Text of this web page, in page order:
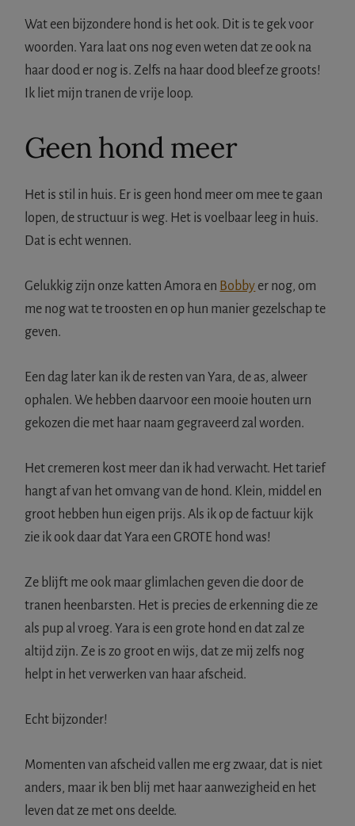
Wat een bijzondere hond is het ook. Dit is te gek voor
woorden. Yara laat ons nog even weten dat ze ook na
haar dood er nog is. Zelfs na haar dood bleef ze groots!
Ik liet mijn tranen de vrije loop.
Geen hond meer
Het is stil in huis. Er is geen hond meer om mee te gaan
lopen, de structuur is weg. Het is voelbaar leeg in huis.
Dat is echt wennen.
Gelukkig zijn onze katten Amora en Bobby er nog, om
me nog wat te troosten en op hun manier gezelschap te
geven.
Een dag later kan ik de resten van Yara, de as, alweer
ophalen. We hebben daarvoor een mooie houten urn
gekozen die met haar naam gegraveerd zal worden.
Het cremeren kost meer dan ik had verwacht. Het tarief
hangt af van het omvang van de hond. Klein, middel en
groot hebben hun eigen prijs. Als ik op de factuur kijk
zie ik ook daar dat Yara een GROTE hond was!
Ze blijft me ook maar glimlachen geven die door de
tranen heenbarsten. Het is precies de erkenning die ze
als pup al vroeg. Yara is een grote hond en dat zal ze
altijd zijn. Ze is zo groot en wijs, dat ze mij zelfs nog
helpt in het verwerken van haar afscheid.
Echt bijzonder!
Momenten van afscheid vallen me erg zwaar, dat is niet
anders, maar ik ben blij met haar aanwezigheid en het
leven dat ze met ons deelde.